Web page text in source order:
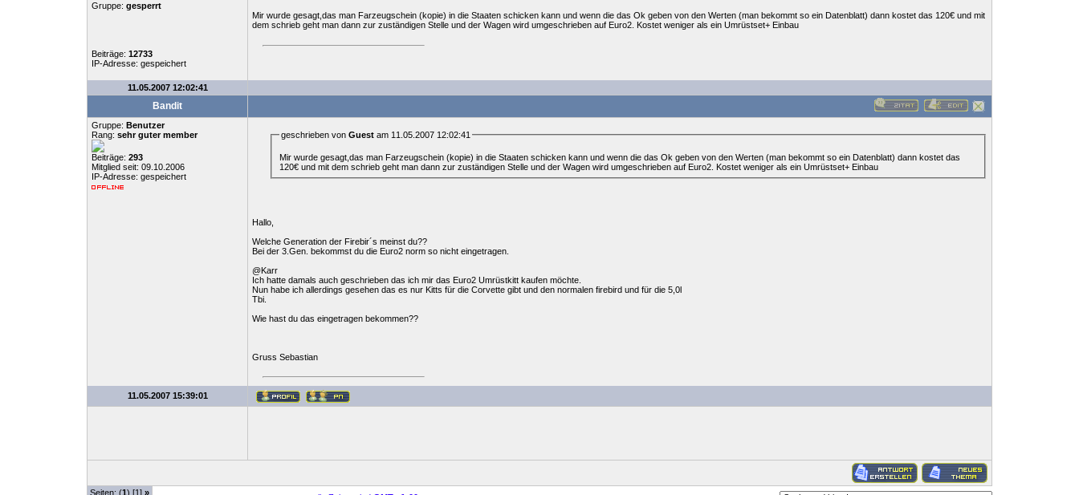
Gruppe: gesperrt
Beiträge: 12733
IP-Adresse: gespeichert
Mir wurde gesagt,das man Farzeugschein (kopie) in die Staaten schicken kann und wenn die das Ok geben von den Werten (man bekommt so ein Datenblatt) dann kostet das 120€ und mit
dem schrieb geht man dann zur zuständigen Stelle und der Wagen wird umgeschrieben auf Euro2. Kostet weniger als ein Umrüstset+ Einbau
11.05.2007 12:02:41
Bandit
Gruppe: Benutzer
Rang: sehr guter member
Beiträge: 293
Mitglied seit: 09.10.2006
IP-Adresse: gespeichert
geschrieben von Guestam 11.05.2007 12:02:41
Mir wurde gesagt,das man Farzeugschein (kopie) in die Staaten schicken kann und wenn die das Ok geben von den Werten (man bekommt so ein Datenblatt) dann kostet das
120€ und mit dem schrieb geht man dann zur zuständigen Stelle und der Wagen wird umgeschrieben auf Euro2. Kostet weniger als ein Umrüstset+ Einbau
Hallo,
Welche Generation der Firebir´s meinst du??
Bei der 3.Gen. bekommst du die Euro2 norm so nicht eingetragen.
@Karr
Ich hatte damals auch geschrieben das ich mir das Euro2 Umrüstkitt kaufen möchte.
Nun habe ich allerdings gesehen das es nur Kitts für die Corvette gibt und den normalen firebird und für die 5,0l
Tbi.
Wie hast du das eingetragen bekommen??
Gruss Sebastian
11.05.2007 15:39:01
Seiten: (1) [1] »